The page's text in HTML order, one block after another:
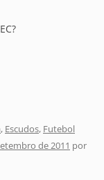
, Escudos, Futebol
de 2011 por